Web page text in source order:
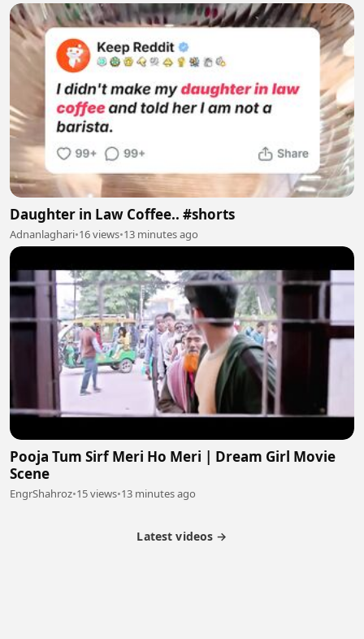
Daughter in Law Coffee.. #shorts
Adnanlaghari•16 views•13 minutes ago
Pooja Tum Sirf Meri Ho Meri | Dream Girl Movie
Scene
EngrShahroz•15 views•13 minutes ago
Latest videos →